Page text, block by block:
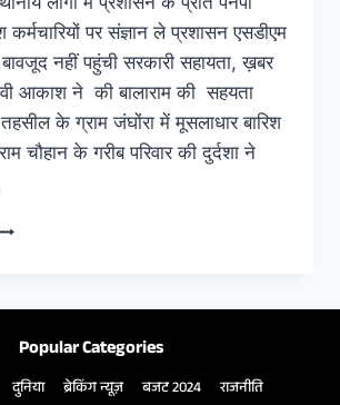
पर संज्ञान ले प्रशासन एसडीएम
नहीं पहुंची सरकारी सहायता, ख़बर
आकाश ने की बालाराम की सहयता
तहसील के ग्राम जंघोंरा में मूसलाधार बारिश
चौहान के गरीब परिवार की दुर्दशा ने
Popular Categories
दुनिया ब्रेकिंग न्यूज़ बजट 2024 राजनीति